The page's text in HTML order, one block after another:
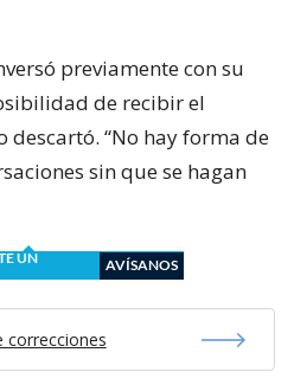
previamente con su
de recibir el
“No hay forma de
sin que se hagan
UN
AVÍSANOS
correcciones